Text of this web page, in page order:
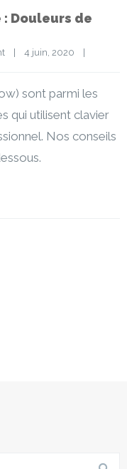
Douleurs de
4 juin, 2020
sont parmi les
qui utilisent clavier
Nos conseils